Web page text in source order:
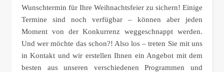
Wunschtermin für Ihre Weihnachtsfeier zu sichern! Einige
Termine sind noch verfügbar – können aber jeden
Moment von der Konkurrenz weggeschnappt werden.
Und wer möchte das schon?! Also los – treten Sie mit uns
in Kontakt und wir erstellen Ihnen ein Angebot mit dem
besten aus unseren verschiedenen Programmen und